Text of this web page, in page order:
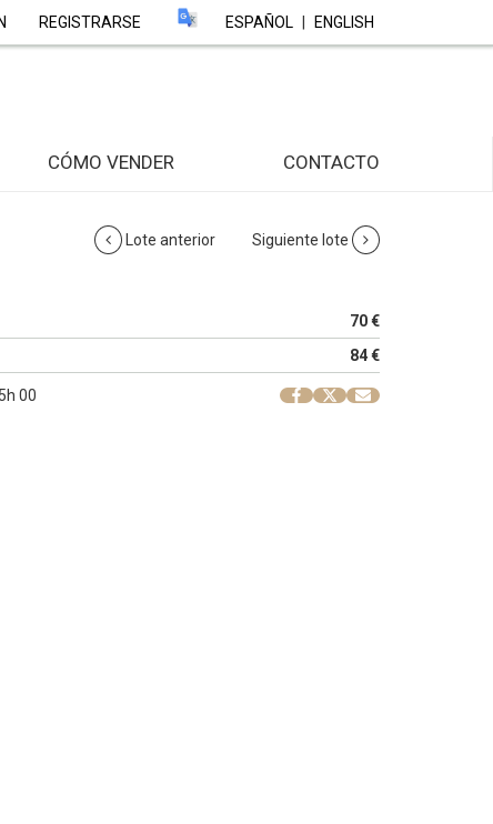
REGISTRARSE ESPAÑOL ENGLISH
CÓMO VENDER CONTACTO
Lote anterior Siguiente lote
70 €
84 €
00